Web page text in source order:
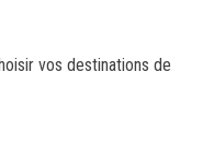
vos destinations de